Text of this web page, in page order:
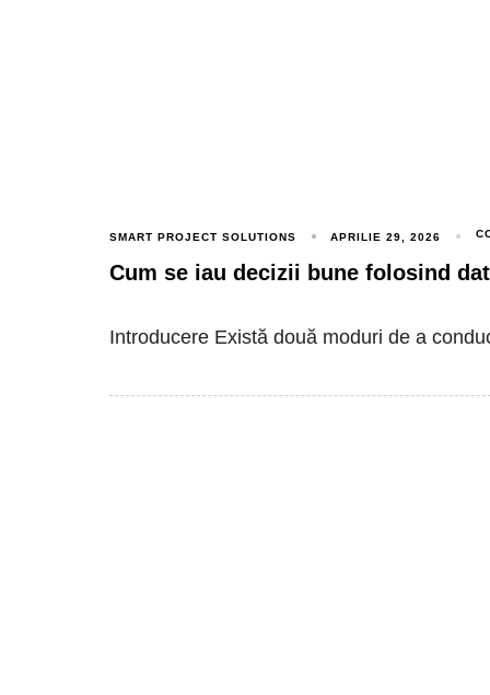
SMART PROJECT SOLUTIONS APRILIE 29, 2026
Cum se iau decizii bune folosind
Introducere Există două moduri de a